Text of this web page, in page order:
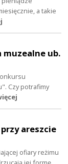
a takie
muzealne ub.
Czy potrafimy
areszcie
ofiary reżimu